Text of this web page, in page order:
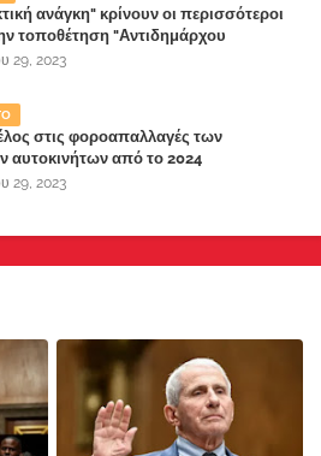
ανάγκη" κρίνουν οι περισσότεροι
τοποθέτηση "Αντιδημάρχου
Ζώνης" στο Δήμο Μάνδρας-Ειδυλλίας!
29, 2023
στις φοροαπαλλαγές των
αυτοκινήτων από το 2024
29, 2023